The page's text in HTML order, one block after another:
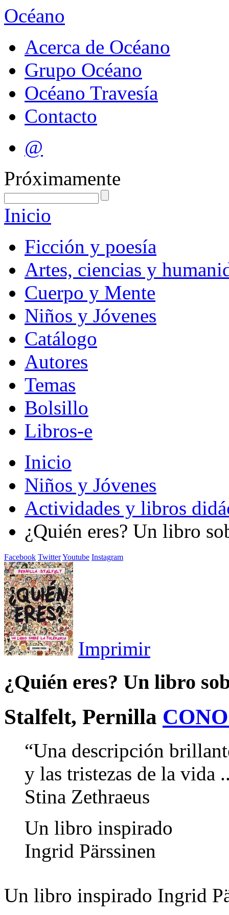
Océano
Acerca de Océano
Grupo Océano
Océano Travesía
Contacto
@
Próximamente
Inicio
Ficción y poesía
Artes, ciencias y
Cuerpo y Mente
Niños y Jóvenes
Catálogo
Autores
Temas
Bolsillo
Libros-e
Inicio
Niños y Jóvenes
Actividades y libros
¿Quién eres? Un libro
Facebook TwitterYoutube Instagram
Imprimir
¿Quién eres? Un libro
Stalfelt, Pernilla
“Una descripción
y las tristezas de la vida
Stina Zethraeus
Un libro inspirado
Ingrid Pärssinen
Un libro inspirado Ingrid